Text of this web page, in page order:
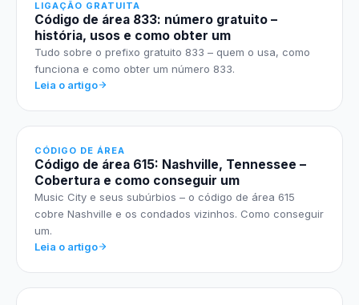
LIGAÇÃO GRATUITA
Código de área 833: número gratuito –
história, usos e como obter um
Tudo sobre o prefixo gratuito 833 – quem o usa, como
funciona e como obter um número 833.
Leia o artigo
CÓDIGO DE ÁREA
Código de área 615: Nashville, Tennessee –
Cobertura e como conseguir um
Music City e seus subúrbios – o código de área 615
cobre Nashville e os condados vizinhos. Como conseguir
um.
Leia o artigo